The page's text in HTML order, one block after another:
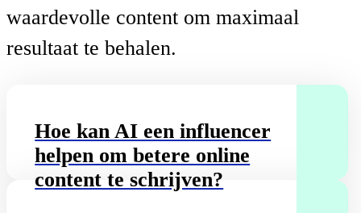
waardevolle content om maximaal
resultaat te behalen.
Hoe kan AI een influencer
helpen om betere online
content te schrijven?